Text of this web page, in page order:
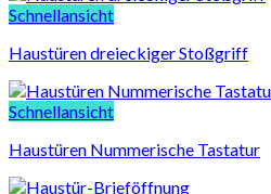
Schnellansicht
Haustüren dreieckiger Stoßgriff
Schnellansicht
Haustüren Nummerische Tastatur